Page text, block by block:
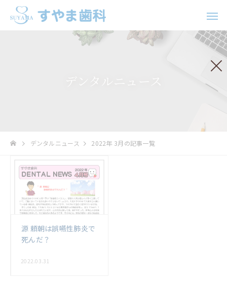
ホワイトニング
デンタルニュース
デンタルニュース 2022年 3月の記事一覧
源 頼朝は誤嚥性肺炎で
死んだ？
2022.03.31